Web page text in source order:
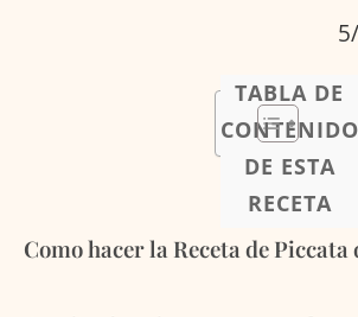
TABLA DE
CONTENIDO
DE ESTA
RECETA
Como hacer la Receta de Piccata